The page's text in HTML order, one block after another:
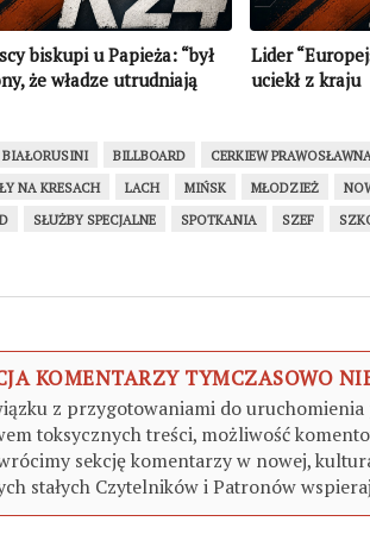
biskupi u Papieża: “był
że władze utrudniają
Lider
uciekł z kraju
BIAŁORUSINI BILLBOARD CERKIEW PRAWOSŁAWNA
NA KRESACH
LACH MIŃSK MŁODZIEŻ
SŁUŻBY SPECJALNE SPOTKANIA SZEF
KOMENTARZY TYMCZASOWO
z przygotowaniami do
toksycznych treści, możliwość
sekcję komentarzy w nowej,
stałych Czytelników i Patronów